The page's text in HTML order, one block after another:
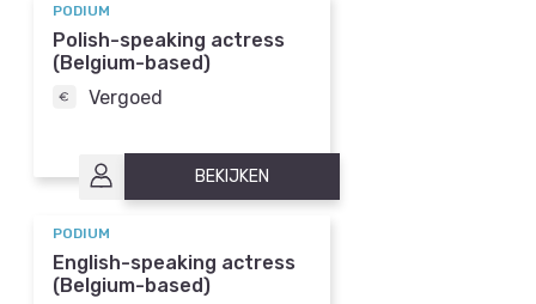
PODIUM
Polish-speaking actress
(Belgium-based)
Vergoed
BEKIJKEN
PODIUM
English-speaking actress
(Belgium-based)